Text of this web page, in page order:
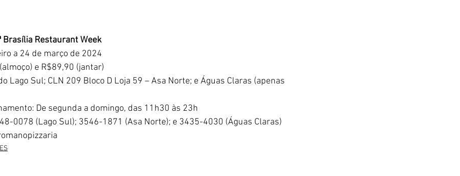
Brasília Restaurant Week
a 24 de março de 2024
e R$89,90 (jantar)
Lago Sul; CLN 209 Bloco D Loja 59 – Asa Norte; e Águas Claras (apenas
De segunda a domingo, das 11h30 às 23h
0078 (Lago Sul); 3546-1871 (Asa Norte); e 3435-4030 (Águas Claras)